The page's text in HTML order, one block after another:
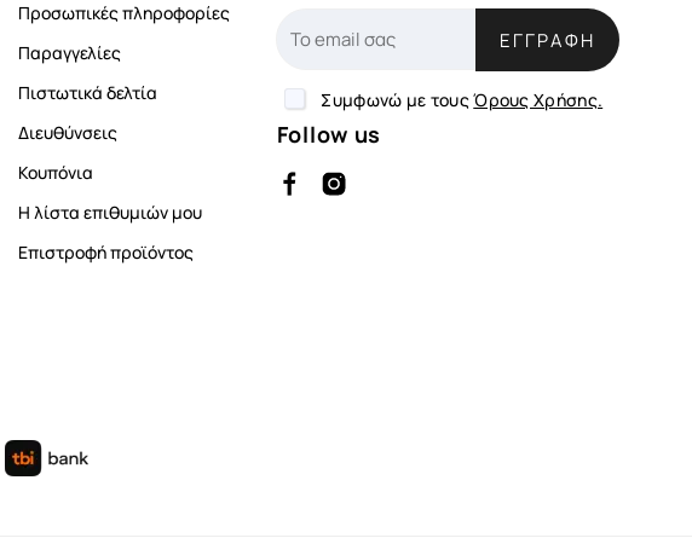
Προσωπικές πληροφορίες
Παραγγελίες
Πιστωτικά δελτία
Διευθύνσεις
Κουπόνια
Η λίστα επιθυμιών μου
Επιστροφή προϊόντος
ΕΓΓΡΑΦΉ
Συμφωνώ με τουςΌρους Χρήσης.
Follow us